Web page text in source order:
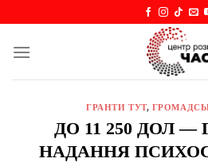
content
ГРАНТИ ТУТ,
ДО 11 250 ДОЛ —
НАДАННЯ